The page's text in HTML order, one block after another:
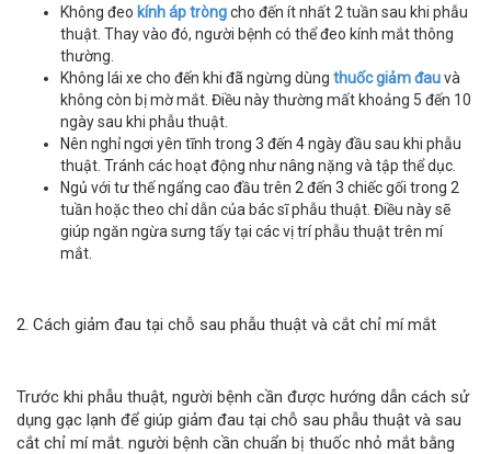
Không đeo kính áp tròngcho đến ít nhất 2 tuần sau khi phẫu
thuật. Thay vào đó, người bệnh có thể đeo kính mắt thông
thường.
Không lái xe cho đến khi đã ngừng dùng thuốc giảm đauvà
không còn bị mờ mắt. Điều này thường mất khoảng 5 đến 10
ngày sau khi phẫu thuật.
Nên nghỉ ngơi yên tĩnh trong 3 đến 4 ngày đầu sau khi phẫu
thuật. Tránh các hoạt động như nâng nặng và tập thể dục.
Ngủ với tư thế ngẩng cao đầu trên 2 đến 3 chiếc gối trong 2
tuần hoặc theo chỉ dẫn của bác sĩ phẫu thuật. Điều này sẽ
giúp ngăn ngừa sưng tấy tại các vị trí phẫu thuật trên mí
mắt.
2. Cách giảm đau tại chỗ sau phẫu thuật và cắt chỉ mí mắt
Trước khi phẫu thuật, người bệnh cần được hướng dẫn cách sử
dụng gạc lạnh để giúp giảm đau tại chỗ sau phẫu thuật và sau
cắt chỉ mí mắt. người bệnh cần chuẩn bị thuốc nhỏ mắt bằng